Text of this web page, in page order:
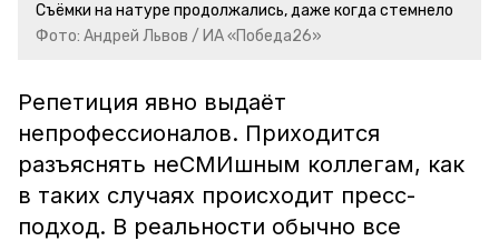
Съёмки на натуре продолжались, даже когда стемнело
Фото: Андрей Львов / ИА «Победа26»
Репетиция явно выдаёт
непрофессионалов. Приходится
разъяснять неСМИшным коллегам, как
в таких случаях происходит пресс-
подход. В реальности обычно все